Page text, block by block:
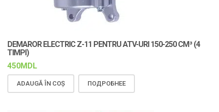
DEMAROR ELECTRIC Z-11 PENTRU ATV-URI 150-250 CM³ (4
TIMPI)
450MDL
ADAUGĂ ÎN COȘ ПОДРОБНЕЕ